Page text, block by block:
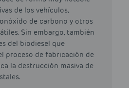
de los vehículos,
de carbono y otros
Sin embargo, también
del biodiesel que
proceso de fabricación de
la destrucción masiva de